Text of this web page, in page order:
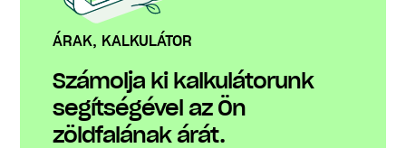
ÁRAK, KALKULÁTOR
Számolja ki kalkulátorunk
segítségével az Ön
zöldfalának árát.